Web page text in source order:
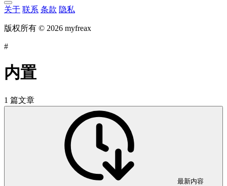
关于 联系 条款 隐私
版权所有 © 2026 myfreax
#
内置
1 篇文章
最新内容